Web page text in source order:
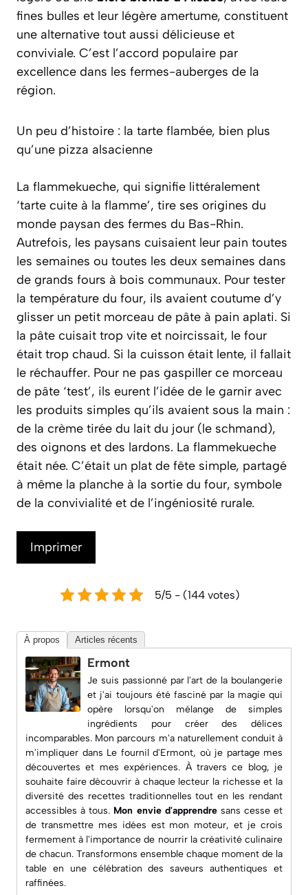
fines bulles et leur légère amertume, constituent
une alternative tout aussi délicieuse et
conviviale. C’est l’accord populaire par
excellence dans les fermes-auberges de la
région.
Un peu d’histoire : la tarte flambée, bien plus
qu’une pizza alsacienne
La flammekueche, qui signifie littéralement
‘tarte cuite à la flamme’, tire ses origines du
monde paysan des fermes du Bas-Rhin.
Autrefois, les paysans cuisaient leur pain toutes
les semaines ou toutes les deux semaines dans
de grands fours à bois communaux. Pour tester
la température du four, ils avaient coutume d’y
glisser un petit morceau de pâte à pain aplati. Si
la pâte cuisait trop vite et noircissait, le four
était trop chaud. Si la cuisson était lente, il fallait
le réchauffer. Pour ne pas gaspiller ce morceau
de pâte ‘test’, ils eurent l’idée de le garnir avec
les produits simples qu’ils avaient sous la main :
de la crème tirée du lait du jour (le schmand),
des oignons et des lardons. La flammekueche
était née. C’était un plat de fête simple, partagé
à même la planche à la sortie du four, symbole
de la convivialité et de l’ingéniosité rurale.
Imprimer
5/5 - (144 votes)
À propos Articles récents
Ermont
Je suis passionné par l'art de la boulangerie
et j'ai toujours été fasciné par la magie qui
opère lorsqu'on mélange de simples
ingrédients pour créer des délices
incomparables. Mon parcours m'a naturellement conduit à
m'impliquer dans Le fournil d'Ermont, où je partage mes
découvertes et mes expériences. À travers ce blog, je
souhaite faire découvrir à chaque lecteur la richesse et la
diversité des recettes traditionnelles tout en les rendant
accessibles à tous. Mon envie d'apprendresans cesse et
de transmettre mes idées est mon moteur, et je crois
fermement à l'importance de nourrir la créativité culinaire
de chacun. Transformons ensemble chaque moment de la
table en une célébration des saveurs authentiques et
raffinées.